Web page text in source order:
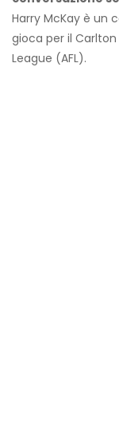
Harry McKay è un
gioca per il
League (AFL).